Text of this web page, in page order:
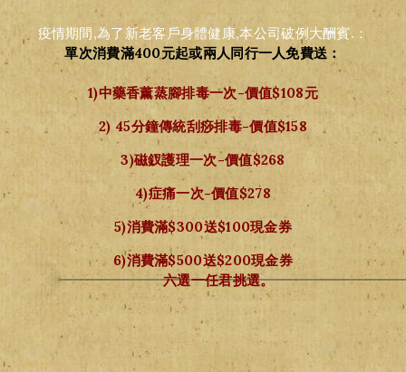
疫情期間,為了新老客戶身體健康,本公司破例大酬賓.：
單次消費滿400元起或兩人同行一人免費送：
1)中藥香薰蒸腳排毒一次-價值$108元
2) 45分鐘傳統刮痧排毒-價值$158
3)磁釵護理一次-價值$268
4)症痛一次-價值$278
5)消費滿$300送$100現金券
6)消費滿$500送$200現金券
六選一任君挑選。